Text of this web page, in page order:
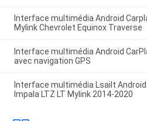
Interface multimédia Android
Mylink Chevrolet Equinox Traverse
Interface multimédia Android
avec navigation GPS
Interface multimédia Lsailt
Impala LTZ LT Mylink 2014-2020